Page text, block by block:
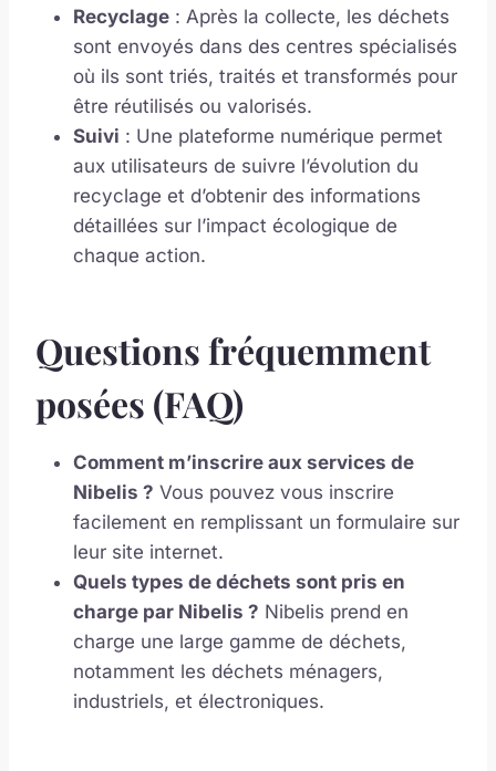
Recyclage : Après la collecte, les déchets
sont envoyés dans des centres spécialisés
où ils sont triés, traités et transformés pour
être réutilisés ou valorisés.
Suivi : Une plateforme numérique permet
aux utilisateurs de suivre l’évolution du
recyclage et d’obtenir des informations
détaillées sur l’impact écologique de
chaque action.
Questions fréquemment
posées (FAQ)
Comment m’inscrire aux services de
Nibelis ? Vous pouvez vous inscrire
facilement en remplissant un formulaire sur
leur site internet.
Quels types de déchets sont pris en
charge par Nibelis ? Nibelis prend en
charge une large gamme de déchets,
notamment les déchets ménagers,
industriels, et électroniques.